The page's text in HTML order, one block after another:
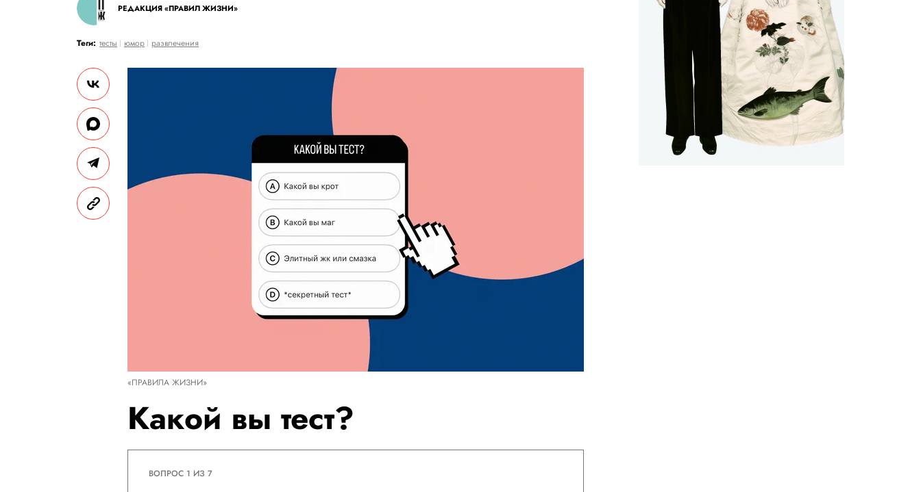
РЕДАКЦИЯ «ПРАВИЛ ЖИЗНИ»
Теги: тесты юмор развлечения
«ПРАВИЛА ЖИЗНИ»
Какой вы тест?
ВОПРОС 1 ИЗ 7